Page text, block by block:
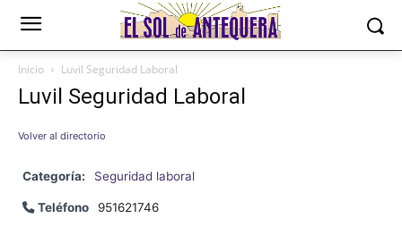
Inicio Luvil Seguridad Laboral
Luvil Seguridad Laboral
Volver al directorio
Categoría: Seguridad laboral
Teléfono 951621746